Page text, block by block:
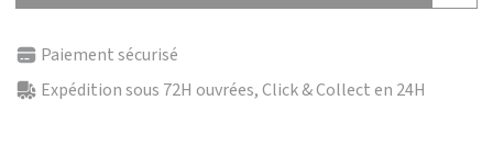
Paiement sécurisé
Expédition sous 72H ouvrées, Click & Collect en 24H